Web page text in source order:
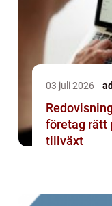
03 juli 2026
företag rätt
tillväxt